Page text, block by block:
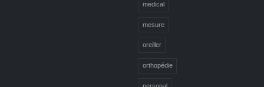
medical
mesure
oreiller
orthopédie